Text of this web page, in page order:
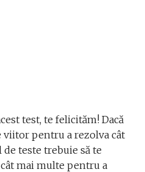
test, te felicităm! Dacă
viitor pentru a rezolva cât
teste trebuie să te
mai multe pentru a